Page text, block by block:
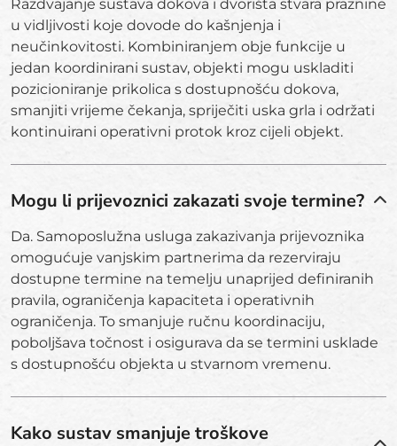
Razdvajanje sustava dokova i dvorišta stvara praznine
u vidljivosti koje dovode do kašnjenja i
neučinkovitosti. Kombiniranjem obje funkcije u
jedan koordinirani sustav, objekti mogu uskladiti
pozicioniranje prikolica s dostupnošću dokova,
smanjiti vrijeme čekanja, spriječiti uska grla i održati
kontinuirani operativni protok kroz cijeli objekt.
Mogu li prijevoznici zakazati svoje termine?
Da. Samoposlužna usluga zakazivanja prijevoznika
omogućuje vanjskim partnerima da rezerviraju
dostupne termine na temelju unaprijed definiranih
pravila, ograničenja kapaciteta i operativnih
ograničenja. To smanjuje ručnu koordinaciju,
poboljšava točnost i osigurava da se termini usklade
s dostupnošću objekta u stvarnom vremenu.
Kako sustav smanjuje troškove